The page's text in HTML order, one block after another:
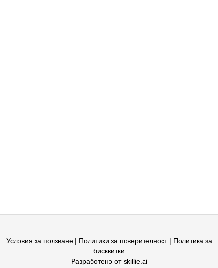
Условия за ползване | Политики за поверителност| Политика за
бисквитки
Разработено от skillie.ai